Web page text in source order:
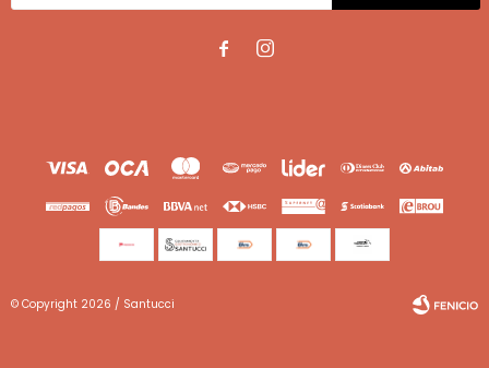
 
© Copyright 2026 / Santucci